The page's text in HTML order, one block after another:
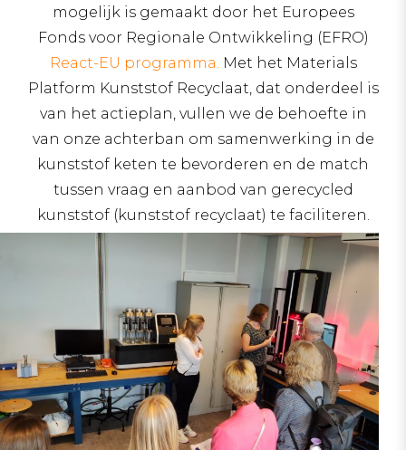
mogelijk is gemaakt door het Europees
Fonds voor Regionale Ontwikkeling (EFRO)
React-EU programma. Met het Materials
Platform Kunststof Recyclaat, dat onderdeel is
van het actieplan, vullen we de behoefte in
van onze achterban om samenwerking in de
kunststof keten te bevorderen en de match
tussen vraag en aanbod van gerecycled
kunststof (kunststof recyclaat) te faciliteren.